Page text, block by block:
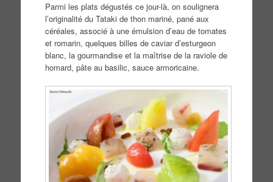
Parmi les plats dégustés ce jour-là, on soulignera
l’originalité du Tataki de thon mariné, pané aux
céréales, associé à une émulsion d’eau de tomates
et romarin, quelques billes de caviar d’esturgeon
blanc, la gourmandise et la maîtrise de la raviole de
homard, pâte au basilic, sauce armoricaine.